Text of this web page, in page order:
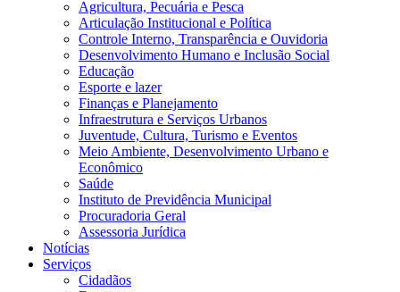
Agricultura, Pecuária e Pesca
Articulação Institucional e Política
Controle Interno, Transparência e Ouvidoria
Desenvolvimento Humano e Inclusão Social
Educação
Esporte e lazer
Finanças e Planejamento
Infraestrutura e Serviços Urbanos
Juventude, Cultura, Turismo e Eventos
Meio Ambiente, Desenvolvimento Urbano e
Econômico
Saúde
Instituto de Previdência Municipal
Procuradoria Geral
Assessoria Jurídica
Notícias
Serviços
Cidadãos